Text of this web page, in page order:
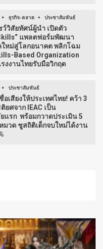
ธุรกิจ-ตลาด ประชาสัมพันธ์
ว์วิสัยทัศน์ผู้นำ เปิดตัว
แพลตฟอร์มพัฒนา
หม่สู่โลกอนาคต พลิกโฉม
Based Organization
งงานไทยรับมือวิกฤต
ประชาสัมพันธ์
อเสียงให้ประเทศไทย! คว้า 3
ยศจาก IEAC เป็น
แรก พร้อมกวาดประเมิน 5
มวด ชูสถิติเด็กจบใหม่ได้งาน